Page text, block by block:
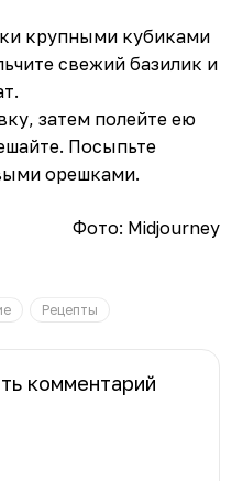
крупными кубиками
свежий базилик и
затем полейте ею
Посыпьте
орешками.
Фото: Midjourney
Рецепты
комментарий